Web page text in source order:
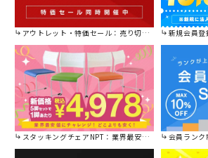
アウトレット・特価セール：売り切れ御免の特別価格！ 新規会員登録キャ
スタッキングチェアNPT：業界最安値に挑戦！ 会員ランク制度